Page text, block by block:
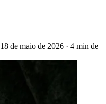
18 de maio de 2026 · 4 min de